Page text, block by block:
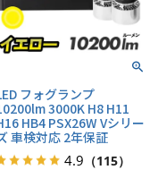
フォグランプ
3000K H8 H11
HB4 PSX26W Vシリー
車検対応 2年保証
4.9 （115）